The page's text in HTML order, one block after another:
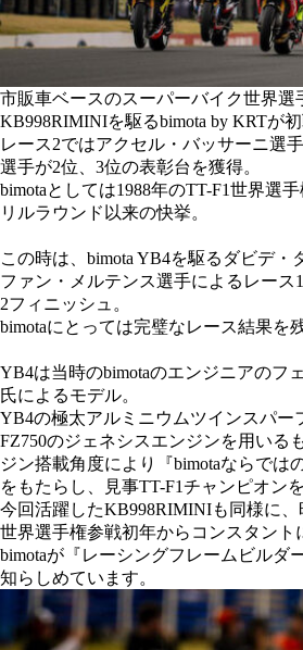
市販車ベースのスーパーバイク世界選
KB998RIMINIを駆るbimota by KRTが初
レース2ではアクセル・バッサーニ選
選手が2位、3位の表彰台を獲得。
bimotaとしては1988年のTT-F1世界選
リルラウンド以来の快挙。
この時は、bimota YB4を駆るダビデ・
ファン・メルテンス選手によるレース
2フィニッシュ。
bimotaにとっては完璧なレース結果を
YB4は当時のbimotaのエンジニアのフ
氏によるモデル。
YB4の極太アルミニウムツインスパー
FZ750のジェネシスエンジンを用いる
ジン搭載角度により『bimotaならでは
をもたらし、見事TT-F1チャンピオン
今回活躍したKB998RIMINIも同様に
世界選手権参戦初年からコンスタント
bimotaが『レーシングフレームビルダ
知らしめています。